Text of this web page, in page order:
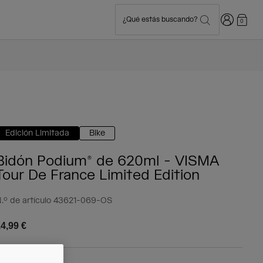
¿Qué estás buscando? Iniciar0
Edición Limitada Bike
Podium® de 620ml - VISMA
De France Limited Edition
de artículo 43621-069-OS
€